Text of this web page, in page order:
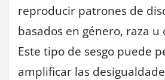
reproducir patrones de
basados en género, raza u
Este tipo de sesgo puede
amplificar las